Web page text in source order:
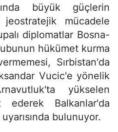
büyük güçlerin
mücadele
diplomatlar Bosna-
hükümet kurma
Sırbistan'da
Vucic'e yönelik
yükselen
ederek Balkanlar'da
bulunuyor.